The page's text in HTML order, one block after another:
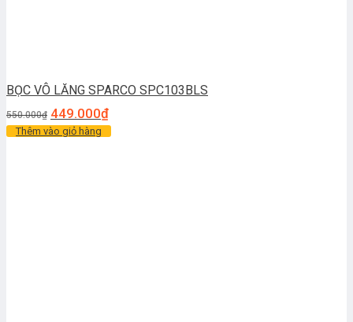
BỌC VÔ LĂNG SPARCO SPC103BLS
550.000₫ 449.000₫
Thêm vào giỏ hàng